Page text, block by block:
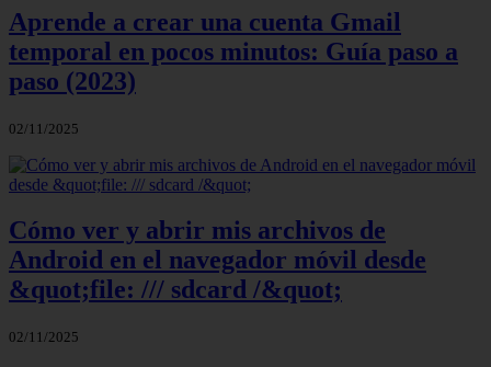
Aprende a crear una cuenta Gmail
temporal en pocos minutos: Guía paso a
paso (2023)
02/11/2025
Cómo ver y abrir mis archivos de
Android en el navegador móvil desde
&quot;file: /// sdcard /&quot;
02/11/2025